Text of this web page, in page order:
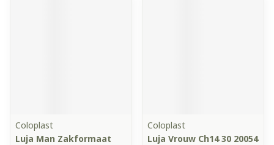
Coloplast
Luja Man Zakformaat
Coloplast
Luja Vrouw Ch14 30 20054